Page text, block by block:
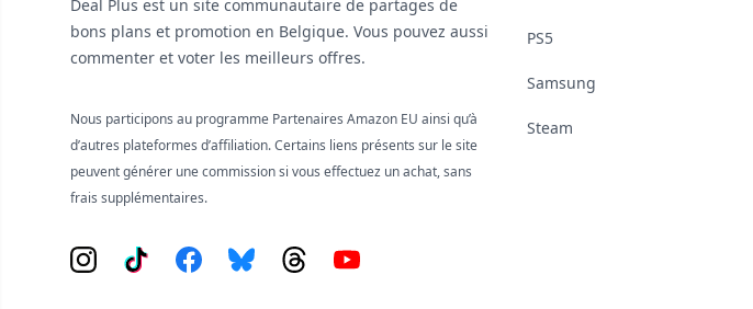
Deal Plus est un site communautaire de partages de
bons plans et promotion en Belgique. Vous pouvez aussi
commenter et voter les meilleurs offres.
Nous participons au programme Partenaires Amazon EU ainsi qu’à
d’autres plateformes d’affiliation. Certains liens présents sur le site
peuvent générer une commission si vous effectuez un achat, sans
frais supplémentaires.
Instagram
Tiktok FacebookBlueskyThreadsYouTube
PS5
Samsung
Steam